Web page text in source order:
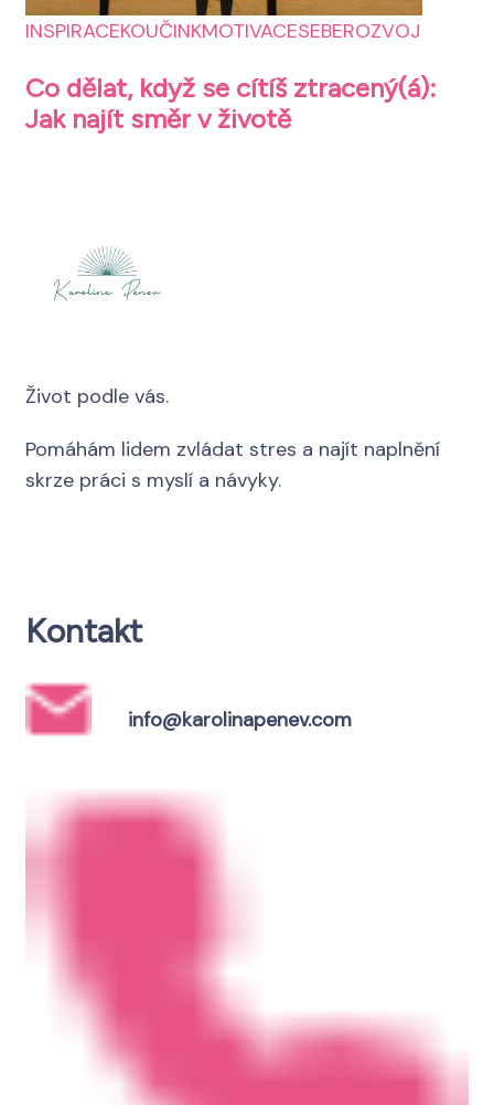
INSPIRACEKOUČINKMOTIVACESEBEROZVOJ
Co dělat, když se cítíš ztracený(á):
Jak najít směr v životě
Život podle vás.
Pomáhám lidem zvládat stres a najít naplnění
skrze práci s myslí a návyky.
Kontakt
info@karolinapenev.com